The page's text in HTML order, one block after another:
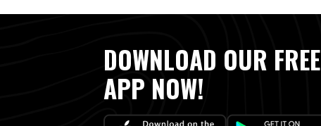
DOWNLOAD OUR FREE
APP NOW!